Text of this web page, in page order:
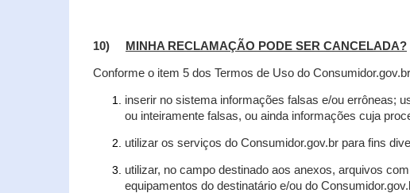
10) MINHA RECLAMAÇÃO PODE SER CANCELADA?
Conforme o item 5 dos Termos de Uso do
inserir no sistema informações falsas e/ou errôneas;
ou inteiramente falsas, ou ainda informações cuja
utilizar os serviços do Consumidor.gov.br para fins
utilizar, no campo destinado aos anexos, arquivos
equipamentos do destinatário e/ou do